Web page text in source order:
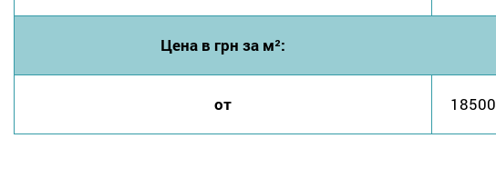
Цена в грн за м²:
от 18500